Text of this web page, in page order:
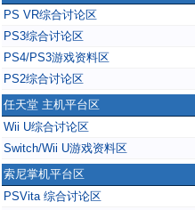
PS VR综合讨论区
PS3综合讨论区
PS4/PS3游戏资料区
PS2综合讨论区
任天堂 主机平台区
Wii U综合讨论区
Switch/Wii U游戏资料区
索尼掌机平台区
PSVita 综合讨论区